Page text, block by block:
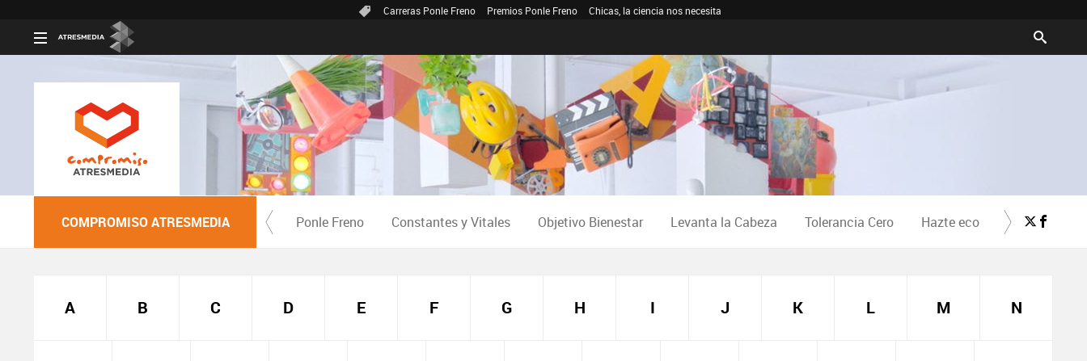
Carreras Ponle Freno Premios Ponle Freno Chicas, la ciencia nos necesita
COMPROMISO ATRESMEDIA Ponle Freno Constantes y Vitales Objetivo Bienestar Levanta la Cabeza Tolerancia Cero Hazte eco Crea Cultura
A B C D E F G H I J K L M N